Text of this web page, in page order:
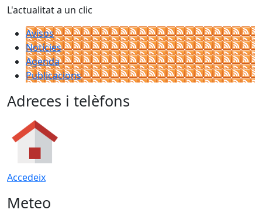
L'actualitat a un clic
Avisos
Notícies
Agenda
Publicacions
Adreces i telèfons
Accedeix
Meteo